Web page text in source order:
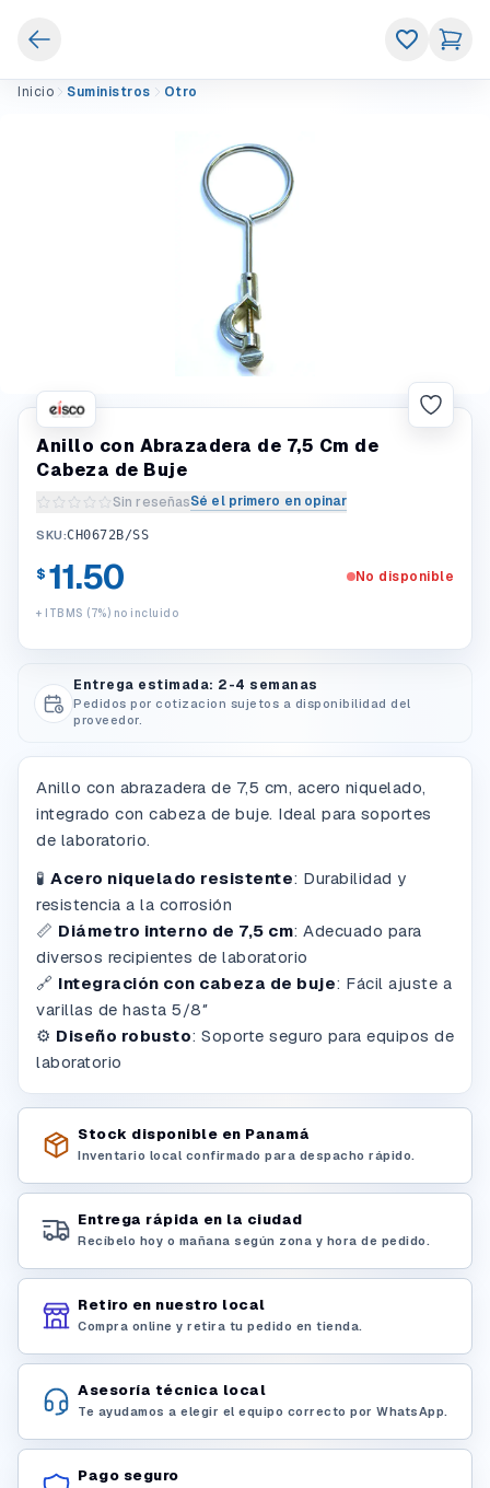
Inicio Suministros Otro
Anillo con Abrazadera de 7,5 Cm de
Cabeza de Buje
Sin reseñasSé el primero en opinar
Escribir una reseña del producto
SKU:CH0672B/SS
$ 11.50
+ ITBMS (7%) no incluido
No disponible
Entrega estimada: 2-4 semanas
Pedidos por cotizacion sujetos a disponibilidad del
proveedor.
Anillo con abrazadera de 7,5 cm, acero niquelado,
integrado con cabeza de buje. Ideal para soportes
de laboratorio.
🧪 Acero niquelado resistente: Durabilidad y
resistencia a la corrosión
📏 Diámetro interno de 7,5 cm: Adecuado para
diversos recipientes de laboratorio
🔗 Integración con cabeza de buje: Fácil ajuste a
varillas de hasta 5/8″
⚙️ Diseño robusto: Soporte seguro para equipos de
laboratorio
Stock disponible en Panamá
Inventario local confirmado para despacho rápido.
Entrega rápida en la ciudad
Recíbelo hoy o mañana según zona y hora de pedido.
Retiro en nuestro local
Compra online y retira tu pedido en tienda.
Asesoría técnica local
Te ayudamos a elegir el equipo correcto por WhatsApp.
Pago seguro